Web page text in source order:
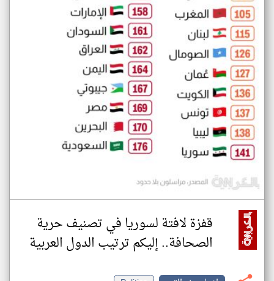
قفزة لافتة لسوريا في تصنيف حرية
الصحافة.. إليكم ترتيب الدول العربية